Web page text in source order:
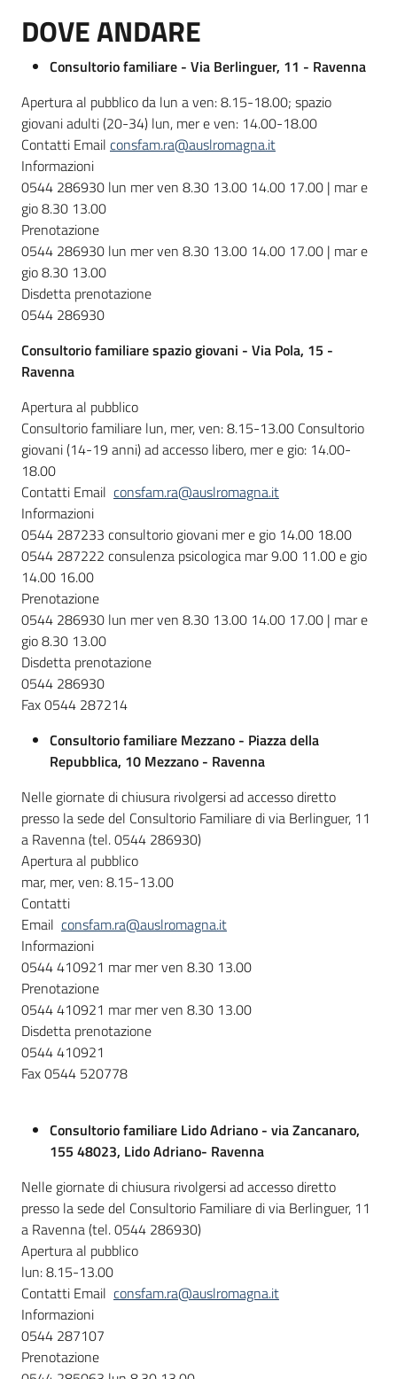
DOVE ANDARE
Consultorio familiare - Via Berlinguer, 11 - Ravenna
Apertura al pubblico da lun a ven: 8.15-18.00; spazio
giovani adulti (20-34) lun, mer e ven: 14.00-18.00
Contatti Email consfam.ra@auslromagna.it
Informazioni
0544 286930 lun mer ven 8.30 13.00 14.00 17.00 | mar e
gio 8.30 13.00
Prenotazione
0544 286930 lun mer ven 8.30 13.00 14.00 17.00 | mar e
gio 8.30 13.00
Disdetta prenotazione
0544 286930
Consultorio familiare spazio giovani - Via Pola, 15 -
Ravenna
Apertura al pubblico
Consultorio familiare lun, mer, ven: 8.15-13.00 Consultorio
giovani (14-19 anni) ad accesso libero, mer e gio: 14.00-
18.00
Contatti Email consfam.ra@auslromagna.it
Informazioni
0544 287233 consultorio giovani mer e gio 14.00 18.00
0544 287222 consulenza psicologica mar 9.00 11.00 e gio
14.00 16.00
Prenotazione
0544 286930 lun mer ven 8.30 13.00 14.00 17.00 | mar e
gio 8.30 13.00
Disdetta prenotazione
0544 286930
Fax 0544 287214
Consultorio familiare Mezzano - Piazza della
Repubblica, 10 Mezzano - Ravenna
Nelle giornate di chiusura rivolgersi ad accesso diretto
presso la sede del Consultorio Familiare di via Berlinguer, 11
a Ravenna (tel. 0544 286930)
Apertura al pubblico
mar, mer, ven: 8.15-13.00
Contatti
Email consfam.ra@auslromagna.it
Informazioni
0544 410921 mar mer ven 8.30 13.00
Prenotazione
0544 410921 mar mer ven 8.30 13.00
Disdetta prenotazione
0544 410921
Fax 0544 520778
Consultorio familiare Lido Adriano - via Zancanaro,
155 48023, Lido Adriano- Ravenna
Nelle giornate di chiusura rivolgersi ad accesso diretto
presso la sede del Consultorio Familiare di via Berlinguer, 11
a Ravenna (tel. 0544 286930)
Apertura al pubblico
lun: 8.15-13.00
Contatti Email consfam.ra@auslromagna.it
Informazioni
0544 287107
Prenotazione